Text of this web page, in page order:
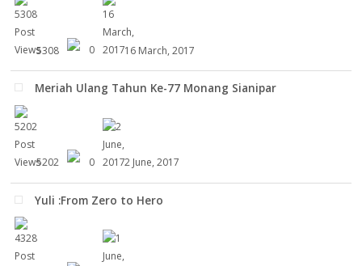
5308 0 16 March, 2017
Meriah Ulang Tahun Ke-77 Monang Sianipar
5202 0 2 June, 2017
Yuli :From Zero to Hero